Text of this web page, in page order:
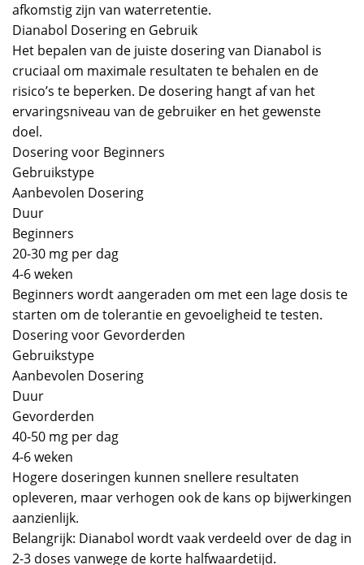
afkomstig zijn van waterretentie.
Dianabol Dosering en Gebruik
Het bepalen van de juiste dosering van Dianabol is
cruciaal om maximale resultaten te behalen en de
risico’s te beperken. De dosering hangt af van het
ervaringsniveau van de gebruiker en het gewenste
doel.
Dosering voor Beginners
Gebruikstype
Aanbevolen Dosering
Duur
Beginners
20-30 mg per dag
4-6 weken
Beginners wordt aangeraden om met een lage dosis te
starten om de tolerantie en gevoeligheid te testen.
Dosering voor Gevorderden
Gebruikstype
Aanbevolen Dosering
Duur
Gevorderden
40-50 mg per dag
4-6 weken
Hogere doseringen kunnen snellere resultaten
opleveren, maar verhogen ook de kans op bijwerkingen
aanzienlijk.
Belangrijk: Dianabol wordt vaak verdeeld over de dag in
2-3 doses vanwege de korte halfwaardetijd.